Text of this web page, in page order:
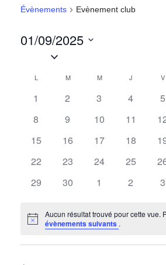
Évènements Evènement club
01/09/2025
Sélectionnez
date.
Calendrier
de
Évènements
L M M J V
1 2 3 4 5
8
9 10 11
15
16 17 18
22
23 24 25
29
30 1 2 3
Notice
Aucun résultat trouvé pour cette vue.
évènements suivants .